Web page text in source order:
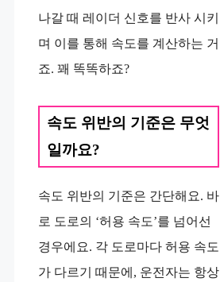
나갈 때 레이더 신호를 반사 시키
며 이를 통해 속도를 계산하는 거
죠. 꽤 똑똑하죠?
속도 위반의 기준은 무엇
일까요?
속도 위반의 기준은 간단해요. 바
로 도로의 ‘허용 속도’를 넘어선
경우에요. 각 도로마다 허용 속도
가 다르기 때문에, 운전자는 항상